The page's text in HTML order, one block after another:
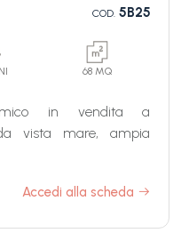
COD.5B25
68 MQ
in vendita a
vista mare, ampia
al confine con
Accedi alla scheda